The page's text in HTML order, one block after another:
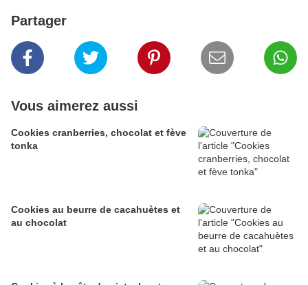
Partager
Vous aimerez aussi
Cookies cranberries, chocolat et fève
tonka
Cookies au beurre de cacahuètes et
au chocolat